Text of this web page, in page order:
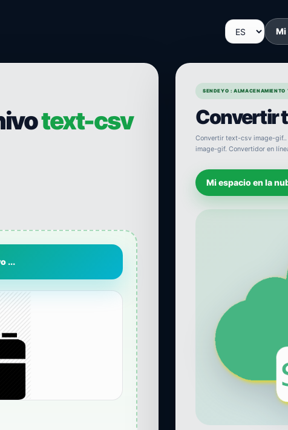
Mi
text-csv
...
SENDEYO : ALMACENAMIENTO
Convertir
Convertir text-csv image-
image-gif. Convertidor en
Mi espacio en la